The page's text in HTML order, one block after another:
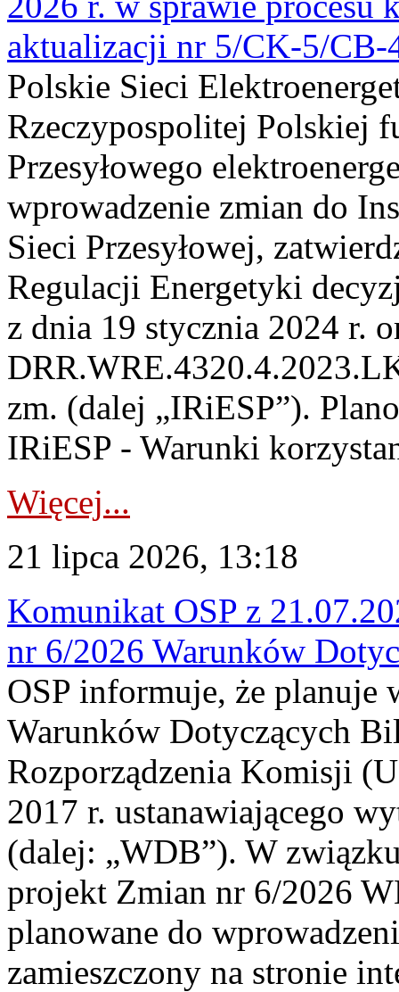
aktualizacji nr 5/CK-5/CB-
Polskie Sieci
Rzeczypospolitej Polskiej
Przesyłowego
wprowadzenie zmian do
Sieci Przesyłowej,
Regulacji Energetyki
z dnia 19 stycznia 2024 r.
zm. (dalej „IRiESP”).
IRiESP - Warunki
Więcej...
21 lipca 2026, 13:18
Komunikat OSP z
nr 6/2026 Warunków
OSP informuje, że planuje
Warunków Dotyczących
Rozporządzenia Komisji
2017 r. ustanawiającego
(dalej: „WDB”). W
projekt Zmian nr 6/2026
planowane do
zamieszczony na stronie